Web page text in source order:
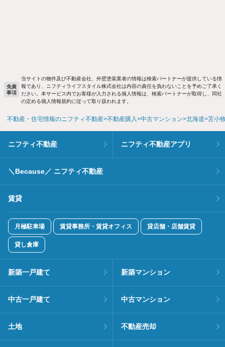
免責
事項
当サイトの物件及び不動産会社、外壁塗装業者の情報は検索パートナーが提供している情
報であり、ニフティライフスタイル株式会社は内容の責任を負わないことを予めご了承く
ださい。本サービス内でお客様が入力される個人情報は、検索パートナーが取得し、同社
の定める個人情報規約に従って取り扱われます。
不動産・住宅情報のニフティ不動産 不動産購入 中古マンション 北海道 苫小
ニフティ不動産 ニフティ不動産アプリ
＼Because／ ニフティ不動産
賃貸
月極駐車場 賃貸事務所・賃貸オフィス 貸店舗・店舗賃貸
貸し倉庫
新築一戸建て 新築マンション
中古一戸建て 中古マンション
土地 不動産売却